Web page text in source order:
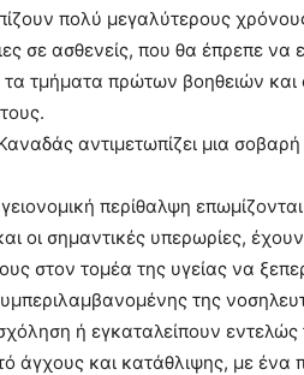
πολύ μεγαλύτερους
σε ασθενείς, που θα έπρεπε
τμήματα πρώτων βοηθειών και
αντιμετωπίζει μια
περίθαλψη
οι σημαντικές υπερωρίες,
στον τομέα της υγείας να
της
ή εγκαταλείπουν εντελώς
άγχους και κατάθλιψης, με